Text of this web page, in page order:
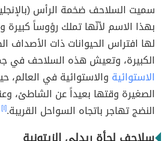
بهذا الاسم لأنّها تملك رؤوساً كبيرة
لها افتراس الحيوانات ذات الأصداف
الكبيرة، وتعيش هذه السلاحف في
الاستوائية والاستوائية في
الصغيرة وقتها بعيداً عن الشاطئ،
النضج تهاجر باتجاه السواحل القريبة.[١]